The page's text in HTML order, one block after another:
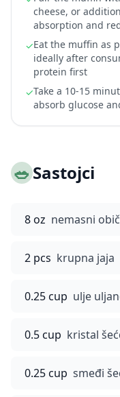
cheese, or
absorption and
✓Eat the muffin as
ideally after
protein first
✓Take a 10-15
absorb glucose
🥗Sastojci
8 oz nemasni
2 pcs krupna jaja
0.25 cup ulje
0.5 cup kristal
0.25 cup smeđi